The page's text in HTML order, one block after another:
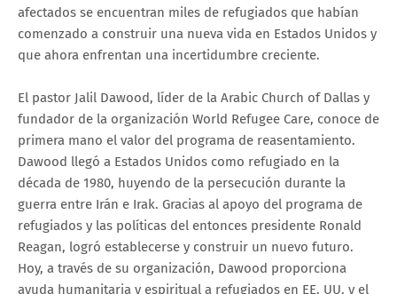
afectados se encuentran miles de refugiados que habían
comenzado a construir una nueva vida en Estados Unidos y
que ahora enfrentan una incertidumbre creciente.
El pastor Jalil Dawood, líder de la Arabic Church of Dallas y
fundador de la organización World Refugee Care, conoce de
primera mano el valor del programa de reasentamiento.
Dawood llegó a Estados Unidos como refugiado en la
década de 1980, huyendo de la persecución durante la
guerra entre Irán e Irak. Gracias al apoyo del programa de
refugiados y las políticas del entonces presidente Ronald
Reagan, logró establecerse y construir un nuevo futuro.
Hoy, a través de su organización, Dawood proporciona
ayuda humanitaria y espiritual a refugiados en EE. UU. y el